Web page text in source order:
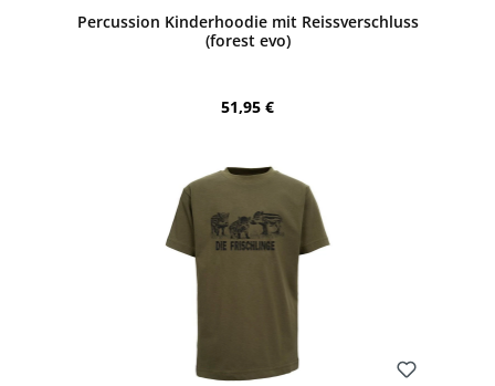
Percussion Kinderhoodie mit Reissverschluss
(forest evo)
Regulärer Preis:
51,95 €